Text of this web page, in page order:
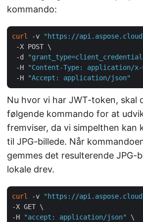
kommando:
curl -v "https://
-X POST \
-d
-H
"Content-Type: application/x-
-H
"Accept: application/json"
Nu hvor vi har JWT-token, skal
følgende kommando for at
fremviser, da vi simpelthen kan
til JPG-billede. Når
gemmes det resulterende JPG-
lokale drev.
curl -v
"https://
-X GET \
-H
"accept: application/json" \